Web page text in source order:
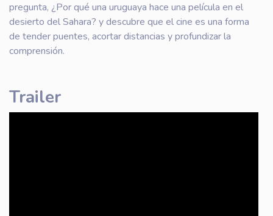
pregunta, ¿Por qué una uruguaya hace una película en el
desierto del Sahara? y descubre que el cine es una forma
de tender puentes, acortar distancias y profundizar la
comprensión.
Trailer